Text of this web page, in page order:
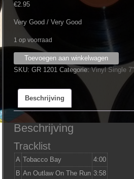
€2.95
Very Good / Very Good
1 op voorraad
The
Flag
Tobacco
aantal
Toevoegen aan winkelwagen
SKU:GR 1201 Categorie:Vinyl Single
Beschrijving
Beschrijving
Tracklist
A Tobacco Bay
4:00
B An Outlaw On The Run 3:58